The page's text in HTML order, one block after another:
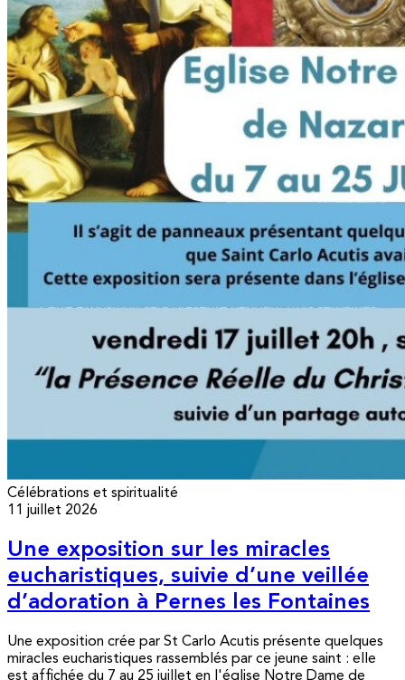
Célébrations et spiritualité
11 juillet 2026
Une exposition sur les miracles
eucharistiques, suivie d’une veillée
d’adoration à Pernes les Fontaines
Une exposition crée par St Carlo Acutis présente quelques
miracles eucharistiques rassemblés par ce jeune saint : elle
est affichée du 7 au 25 juillet en l'église Notre Dame de